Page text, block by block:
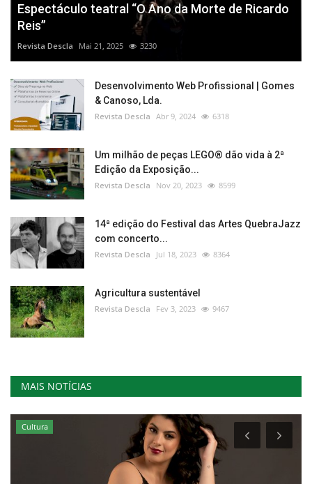
Espectáculo teatral “O Ano da Morte de Ricardo
Reis”
Revista Descla Mai 21, 2025 3230
Desenvolvimento Web Profissional | Gomes
& Canoso, Lda.
Revista Descla Abr 9, 2024 6318
Um milhão de peças LEGO® dão vida à 2ª
Edição da Exposição...
Revista Descla Nov 20, 2023 8599
14ª edição do Festival das Artes QuebraJazz
com concerto...
Revista Descla Jul 18, 2023 8364
Agricultura sustentável
Revista Descla Fev 3, 2023 9467
MAIS NOTÍCIAS
Cultura